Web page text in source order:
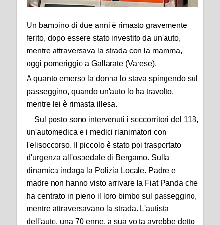
Un bambino di due anni è rimasto gravemente
ferito, dopo essere stato investito da un'auto,
mentre attraversava la strada con la mamma,
oggi pomeriggio a Gallarate (Varese).
A quanto emerso la donna lo stava spingendo sul
passeggino, quando un'auto lo ha travolto,
mentre lei è rimasta illesa.
Sul posto sono intervenuti i soccorritori del 118,
un'automedica e i medici rianimatori con
l'elisoccorso. Il piccolo è stato poi trasportato
d'urgenza all'ospedale di Bergamo. Sulla
dinamica indaga la Polizia Locale. Padre e
madre non hanno visto arrivare la Fiat Panda che
ha centrato in pieno il loro bimbo sul passeggino,
mentre attraversavano la strada. L'autista
dell'auto, una 70 enne, a sua volta avrebbe detto